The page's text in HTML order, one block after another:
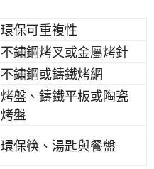
環保可重複性
不鏽鋼烤叉或金屬烤針
不鏽鋼或鑄鐵烤網
烤盤、鑄鐵平板或陶瓷
烤盤
環保筷、湯匙與餐盤